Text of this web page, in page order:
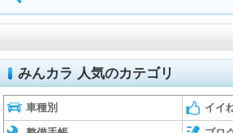
みんカラ 人気のカテゴリ
車種別 イイ